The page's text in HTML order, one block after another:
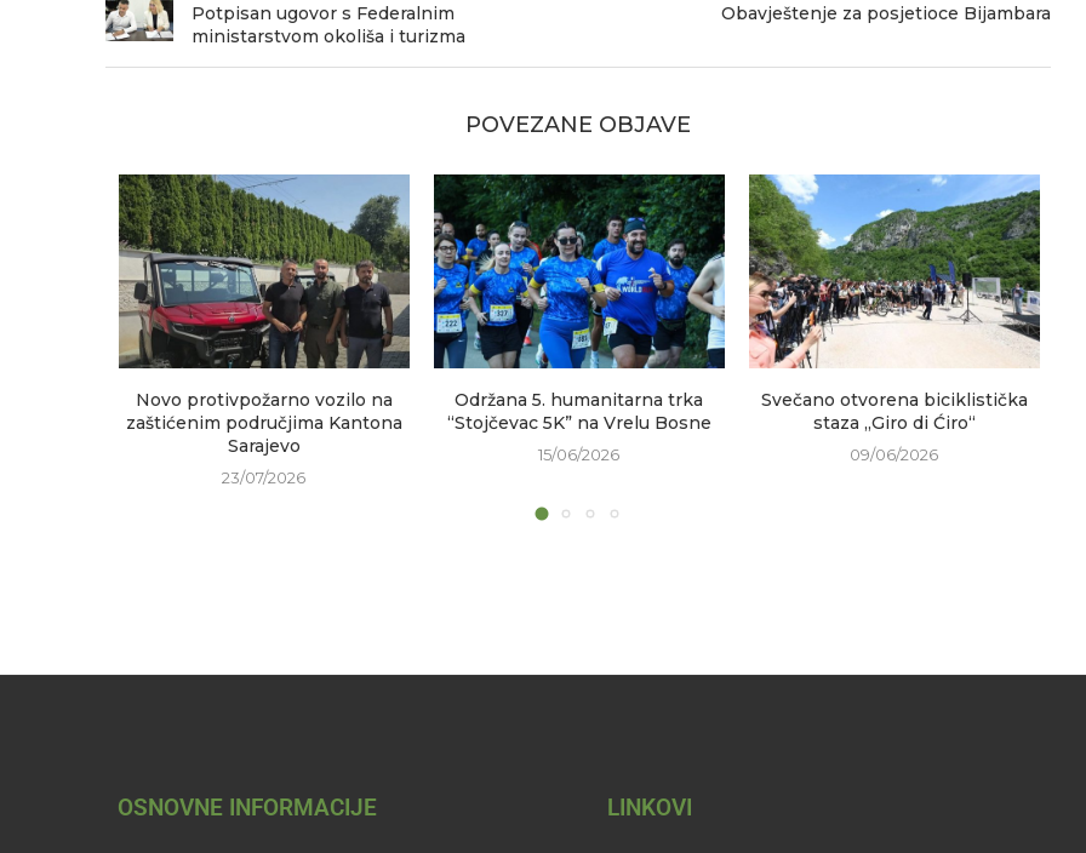
Potpisan ugovor s Federalnim
ministarstvom okoliša i turizma
Obavještenje za posjetioce Bijambara
POVEZANE OBJAVE
Novo protivpožarno vozilo na
zaštićenim područjima Kantona
Sarajevo
23/07/2026
Održana 5. humanitarna trka
“Stojčevac 5K” na Vrelu Bosne
15/06/2026
Svečano otvorena biciklistička
staza „Giro di Ćiro“
09/06/2026
OSNOVNE INFORMACIJE LINKOVI